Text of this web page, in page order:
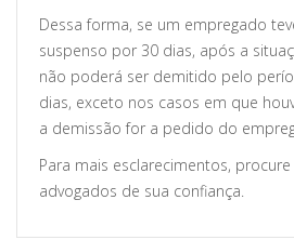
Dessa forma, se um empregado
suspenso por 30 dias, após a
não poderá ser demitido pelo
dias, exceto nos casos em que
a demissão for a pedido do
Para mais esclarecimentos,
advogados de sua confiança.